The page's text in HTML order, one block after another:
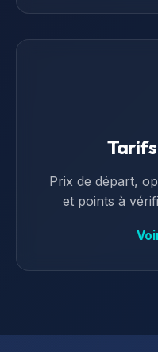
Prix de départ,
et points à